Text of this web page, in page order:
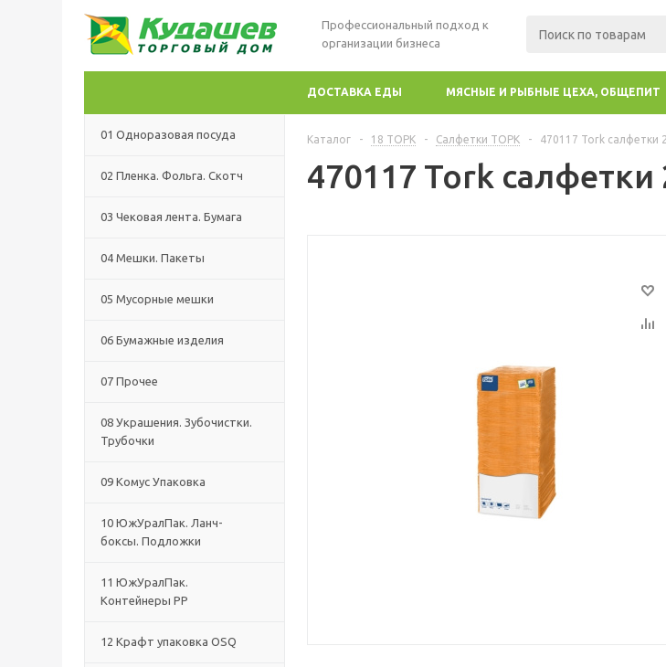
Профессиональный подход к
организации бизнеса
ДОСТАВКА ЕДЫ МЯСНЫЕ И РЫБНЫЕ ЦЕХА, ОБЩЕПИТ
01 Одноразовая посуда
02 Пленка. Фольга. Скотч
03 Чековая лента. Бумага
04 Мешки. Пакеты
05 Мусорные мешки
06 Бумажные изделия
07 Прочее
08 Украшения. Зубочистки.
Трубочки
09 Комус Упаковка
10 ЮжУралПак. Ланч-
боксы. Подложки
11 ЮжУралПак.
Контейнеры РР
12 Крафт упаковка OSQ
Каталог - 18 ТОРК - Салфетки ТОРК - 470117 Tork салфетки
470117 Tork